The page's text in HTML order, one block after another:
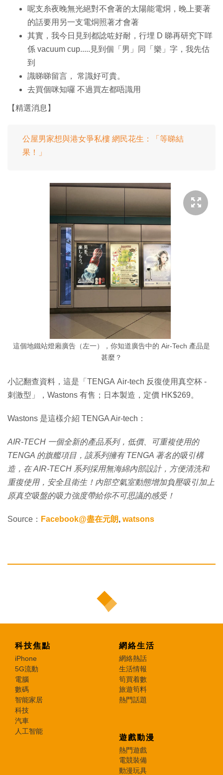
呢支糸夜晚無光絕對不會著的太陽能電烔，晚上要著
的話要用另一支電烔照著才會著
其實，我今日見到都諗咗好耐，行埋 D 睇再研究下咩
係 vacuum cup.....見到個「男」同「樂」字，我先估
到
識睇睇留言， 常識好可貴。
去買個咪知囉 不過買左都唔識用
【精選消息】
公屋男家想與港女爭私樓 網民花生：「等睇結
果！」
這個地鐵站燈廂廣告（左一），你知道廣告中的 Air-Tech 產品是
甚麼？
小記翻查資料，這是「TENGA Air-tech 反復使用真空杯 -
刺激型」，Wastons 有售；日本製造，定價 HK$269。
Wastons 是這樣介紹 TENGA Air-tech：
AIR-TECH 一個全新的產品系列，低價、可重複使用的
TENGA 的旗艦項目，該系列擁有 TENGA 著名的吸引構
造，在 AIR-TECH 系列採用無海綿內部設計，方便清洗和
重復使用，安全且衛生！內部空氣室動態增加負壓吸引加上
原真空吸盤的吸力強度帶給你不可思議的感受！
Source： Facebook@盡在元朗, watsons
科技焦點
iPhone
5G流動
電腦
數碼
智能家居
科技
汽車
人工智能
網絡生活
網絡熱話
生活情報
筍買着數
旅遊筍料
熱門話題
遊戲動漫
熱門遊戲
電競裝備
動漫玩具